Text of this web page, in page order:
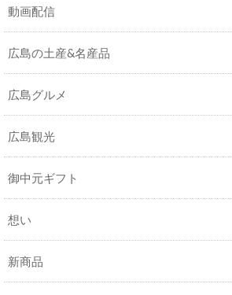
動画配信
広島の土産&名産品
広島グルメ
広島観光
御中元ギフト
想い
新商品